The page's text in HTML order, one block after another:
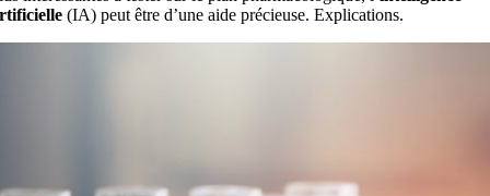
(IA) peut être d’une aide précieuse. Explications.